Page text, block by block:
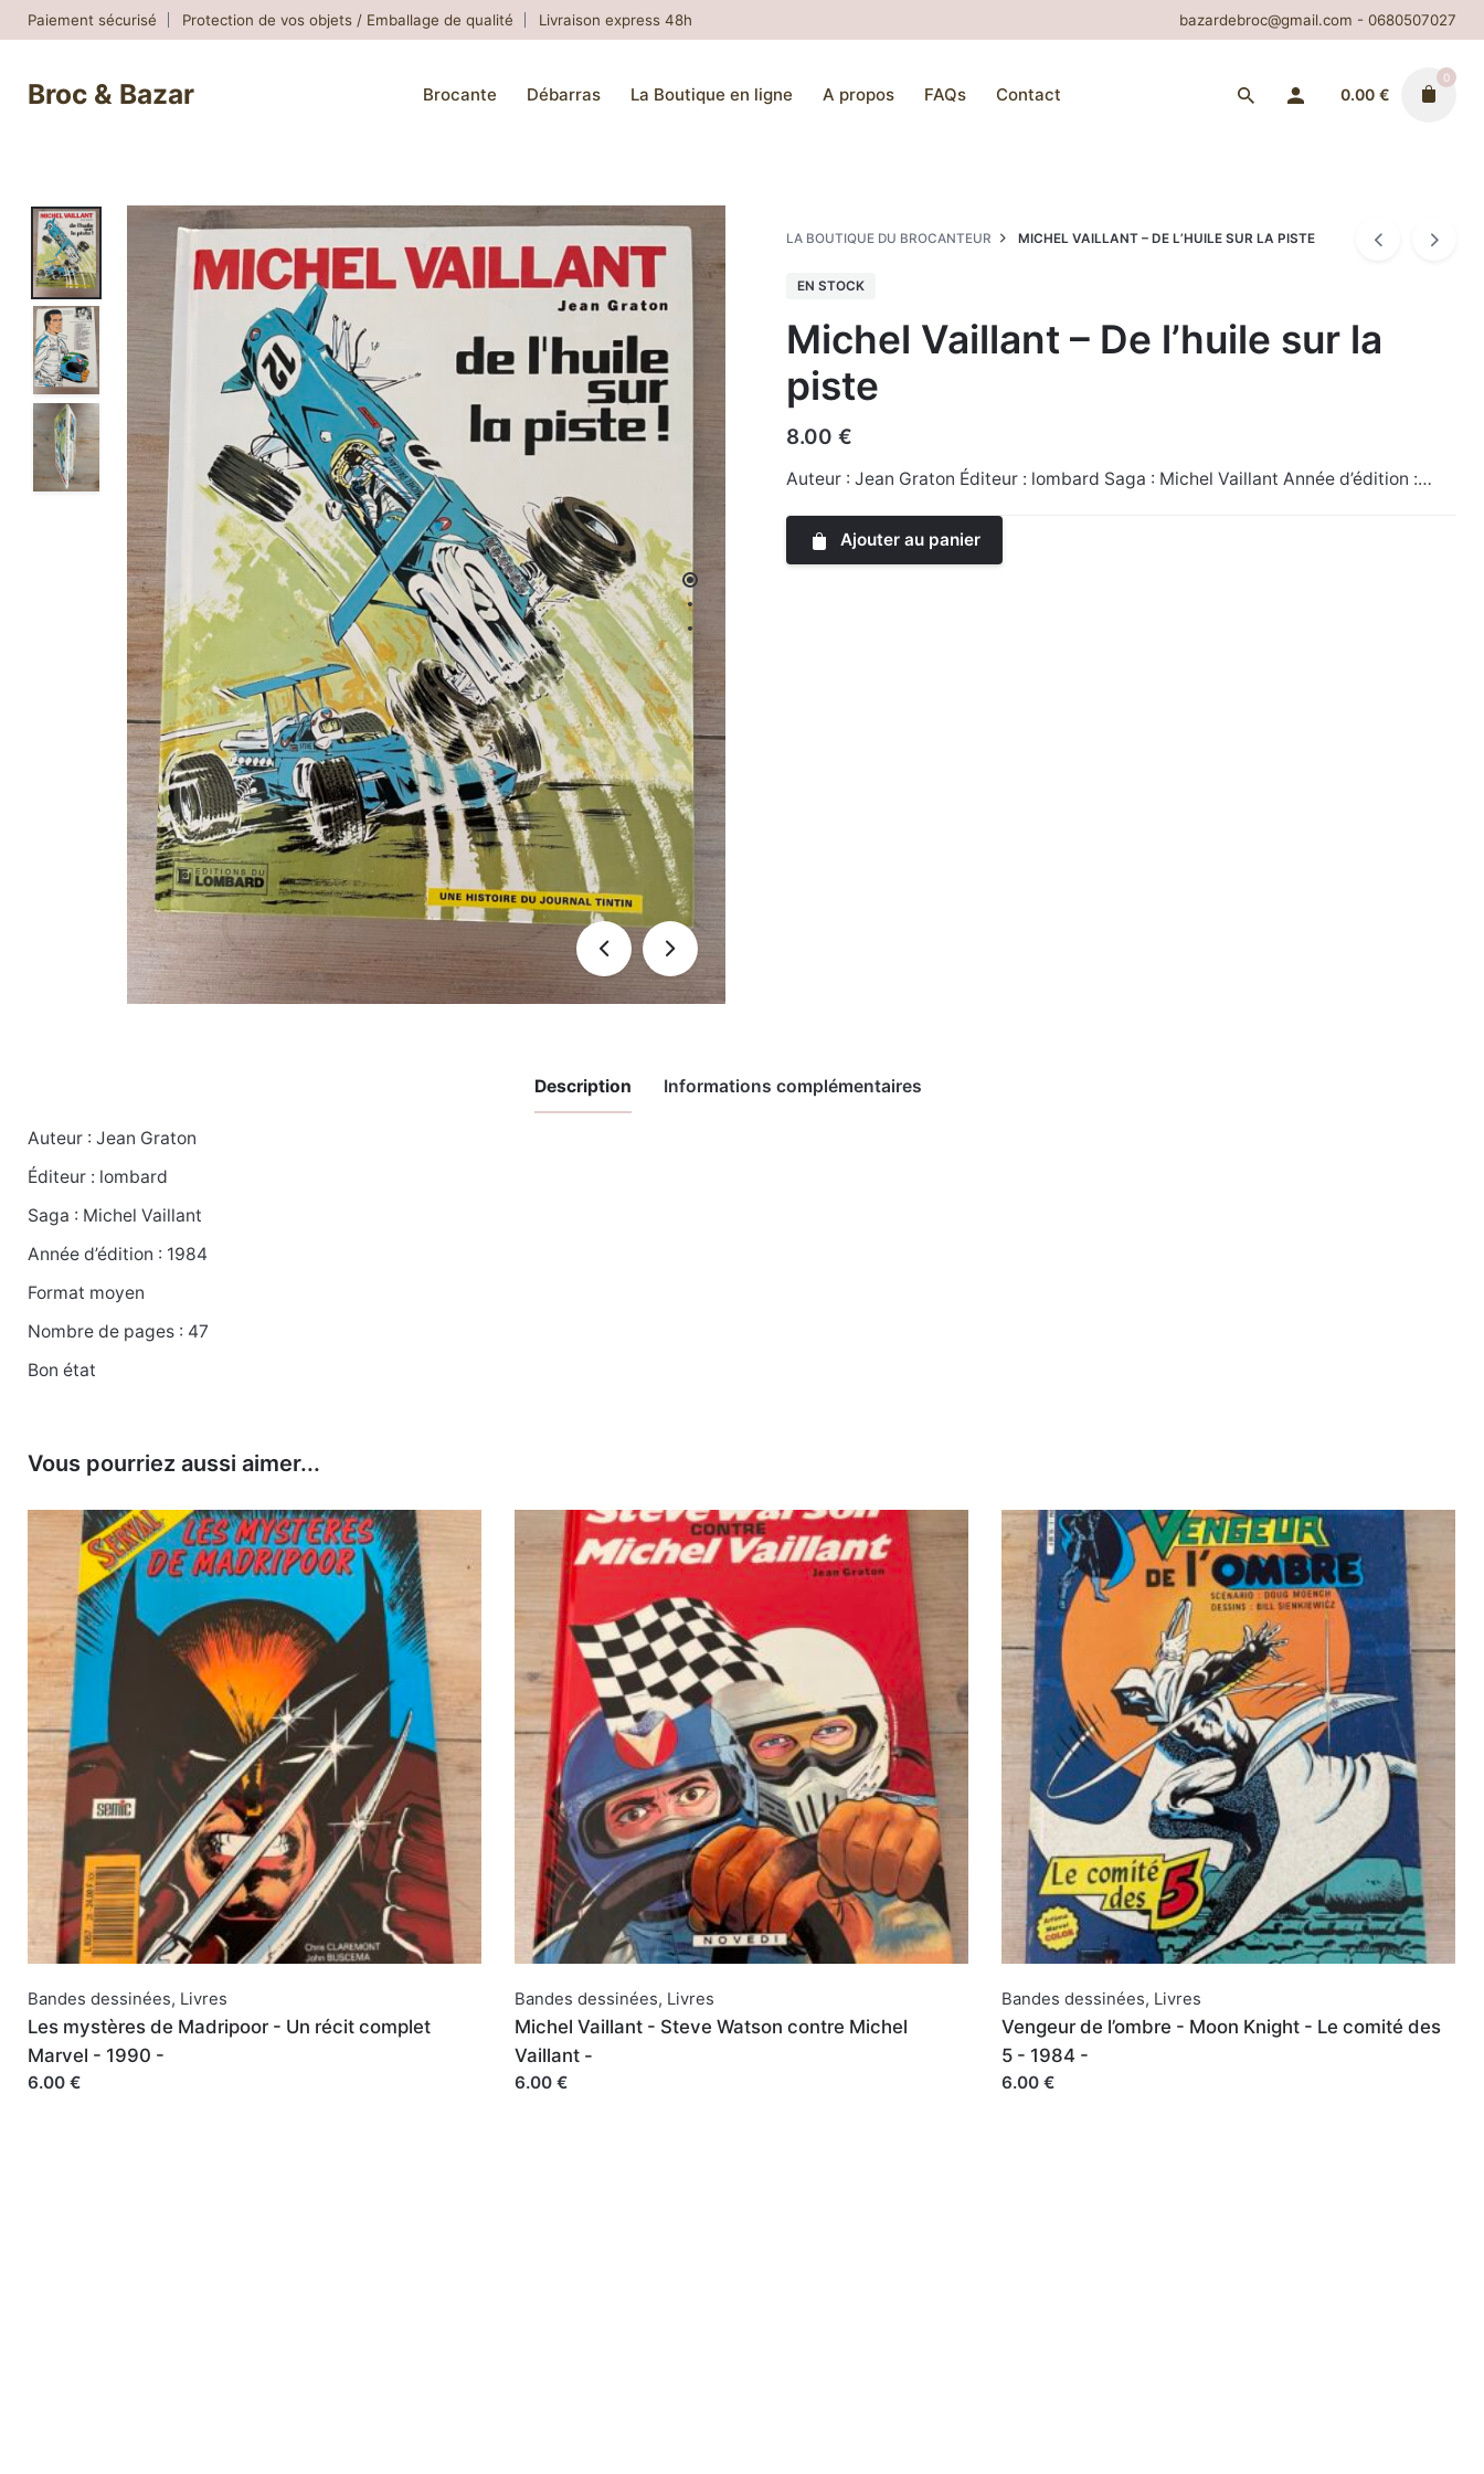
Skip
to
Paiement sécurisé Protection de vos objets / Emballage de qualité Livraison express 48h bazardebroc@gmail.com - 0680507027
Broc & Bazar Brocante Débarras La Boutique en ligne A propos FAQs Contact 0.00 €
0
LA BOUTIQUE DU BROCANTEUR MICHEL VAILLANT – DE L’HUILE SUR LA PISTE
EN STOCK
Michel Vaillant – De l’huile sur la
piste
8.00 €
Auteur : Jean Graton Éditeur : lombard Saga : Michel Vaillant Année d’édition :…
Ajouter au panier
Description Informations complémentaires
Auteur : Jean Graton
Éditeur : lombard
Saga : Michel Vaillant
Année d’édition : 1984
Format moyen
Nombre de pages : 47
Bon état
Poids
Vous pourriez aussi aimer...
Bandes dessinées, Livres
Les mystères de Madripoor - Un récit complet
Marvel - 1990 -
6.00 €
Bandes dessinées, Livres
Michel Vaillant - Steve Watson contre Michel
Vaillant -
6.00 €
Bandes dessinées, Livres
Vengeur de l’ombre - Moon Knight - Le comité des
5 - 1984 -
6.00 €